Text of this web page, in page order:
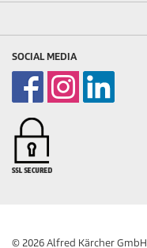
SOCIAL MEDIA
© 2026 Alfred Kärcher GmbH